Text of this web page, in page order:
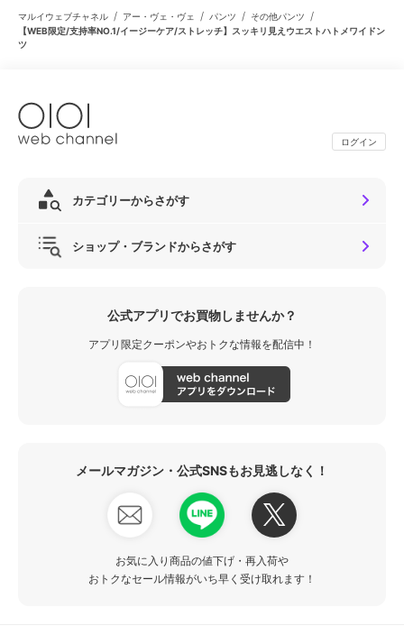
マルイウェブチャネル / アー・ヴェ・ヴェ / パンツ / その他パンツ /
【WEB限定/支持率NO.1/イージーケア/ストレッチ】スッキリ見えウエストハトメワイドン
ツ
ログイン
カテゴリーからさがす
ショップ・ブランドからさがす
公式アプリでお買物しませんか？
アプリ限定クーポンやおトクな情報を配信中！
メールマガジン・公式SNSもお見逃しなく！
お気に入り商品の値下げ・再入荷や
おトクなセール情報がいち早く受け取れます！